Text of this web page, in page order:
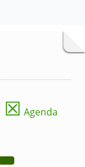
☒ Agenda